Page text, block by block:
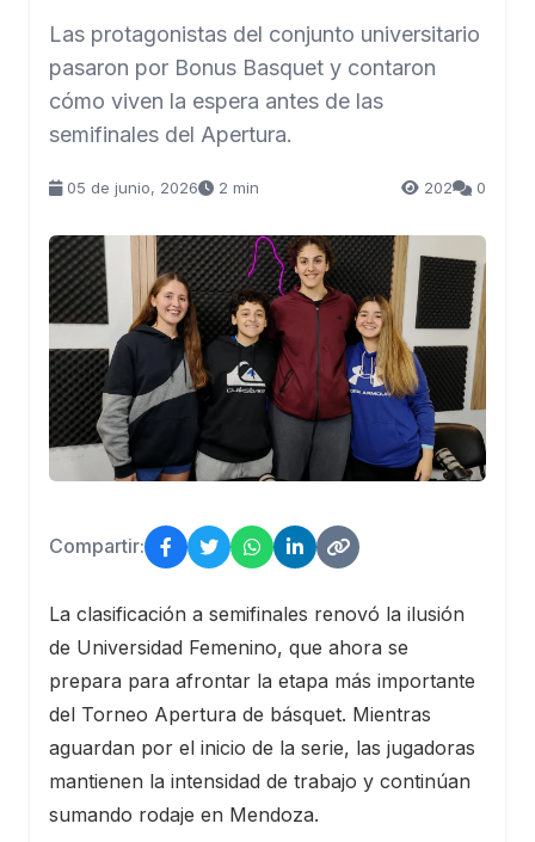
Las protagonistas del conjunto universitario
pasaron por Bonus Basquet y contaron
cómo viven la espera antes de las
semifinales del Apertura.
05 de junio, 2026 2 min 202 0
Compartir:
La clasificación a semifinales renovó la ilusión
de Universidad Femenino, que ahora se
prepara para afrontar la etapa más importante
del Torneo Apertura de básquet. Mientras
aguardan por el inicio de la serie, las jugadoras
mantienen la intensidad de trabajo y continúan
sumando rodaje en Mendoza.